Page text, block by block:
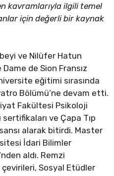
kavramlarıyla ilgili temel
için değerli bir kaynak
ve Nilüfer Hatun
de Sion Fransız
eğitimi sırasında
Bölümü’ne devam etti.
Fakültesi Psikoloji
ve Çapa Tıp
alarak bitirdi. Master
İdari Bilimler
aldı. Remzi
Sosyal Etüdler